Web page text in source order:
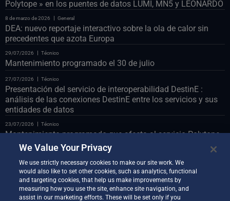
Polytope » en los puentes de datos LUMI, MN5 y LEONARDO
8 de marzo de 2026 General
DEA: nuevo reportaje interactivo sobre la ola de calor sin
precedentes que azota Europa
29/07/2026 Técnico
Mantenimiento programado el 30 de julio
27/07/2026 Técnico
Presentación del servicio de interoperabilidad DestinE :
análisis de las conexiones DestinE entre los servicios y sus
entidades de datos
23/07/2026 Técnico
Mantenimiento programado que afecta al servicio Polytope
en el puente de datos LUMI
Técnico
Mantenimiento programado del portal web el 24 de julio
Técnico
Presentamos el demostrador auxiliar de codiseño
We Value Your Privacy
We use strictly necessary cookies to make our site work. We
would also like to set other cookies, such as analytics, functional
and targeting cookies, that help us make improvements by
measuring how you use the site, enhance site navigation, and
assist in our marketing efforts. These will be set only if you